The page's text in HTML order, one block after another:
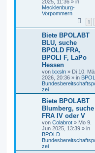
2025, 11:36 » in
Mecklenburg-
Vorpommern
1
Biete BPOLABT
BLU, suche
BPOLD FRA,
BPOLI F, LaPo
Hessen
von lxxsln » Di 10.
2026, 20:36 » in
zei
Biete BPOLABT
Blumberg, suche
FRA IV oder V
von Colabrot » Mo 9.
Jun 2025, 13:39 » in
BPOLD
zei